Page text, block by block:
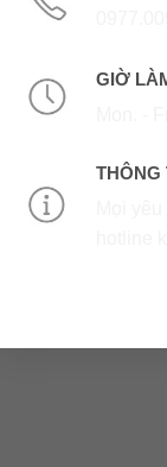
GIỜ
THÔNG